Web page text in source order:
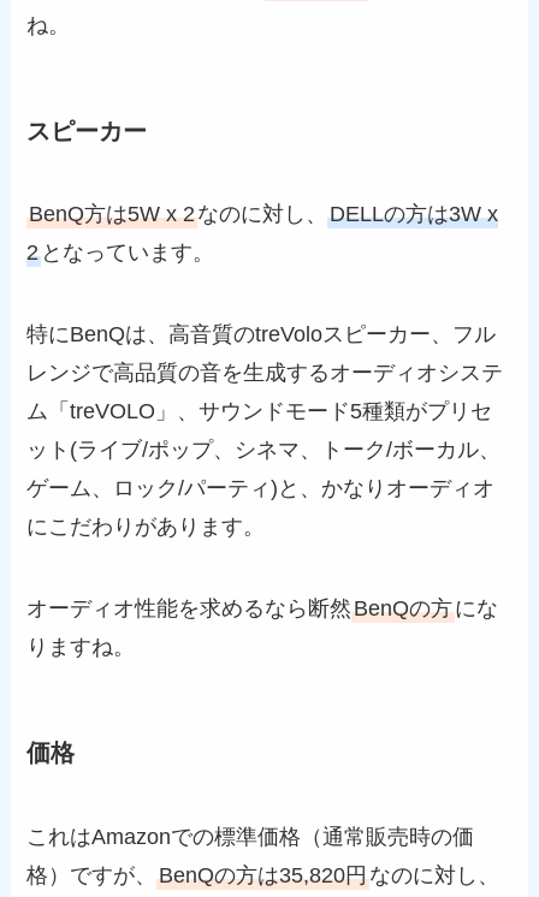
ね。
スピーカー
BenQ方は5W x 2なのに対し、DELLの方は3W x
2 となっています。
特にBenQは、高音質のtreVoloスピーカー、フル
レンジで高品質の音を生成するオーディオシステ
ム「treVOLO」、サウンドモード5種類がプリセ
ット(ライブ/ポップ、シネマ、トーク/ボーカル、
ゲーム、ロック/パーティ)と、かなりオーディオ
にこだわりがあります。
オーディオ性能を求めるなら断然BenQの方にな
りますね。
価格
これはAmazonでの標準価格（通常販売時の価
格）ですが、BenQの方は35,820円なのに対し、